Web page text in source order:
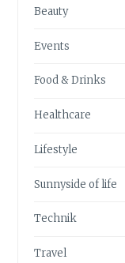
Beauty
Events
Food & Drinks
Healthcare
Lifestyle
Sunnyside of life
Technik
Travel